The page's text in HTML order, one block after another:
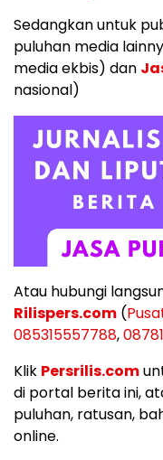
Sedangkan untuk
puluhan media
media ekbis) dan
nasional)
Atau hubungi
Rilispers.com (
085315557788,
Klik Persrilis.com
di portal berita ini,
puluhan, ratusan,
online.